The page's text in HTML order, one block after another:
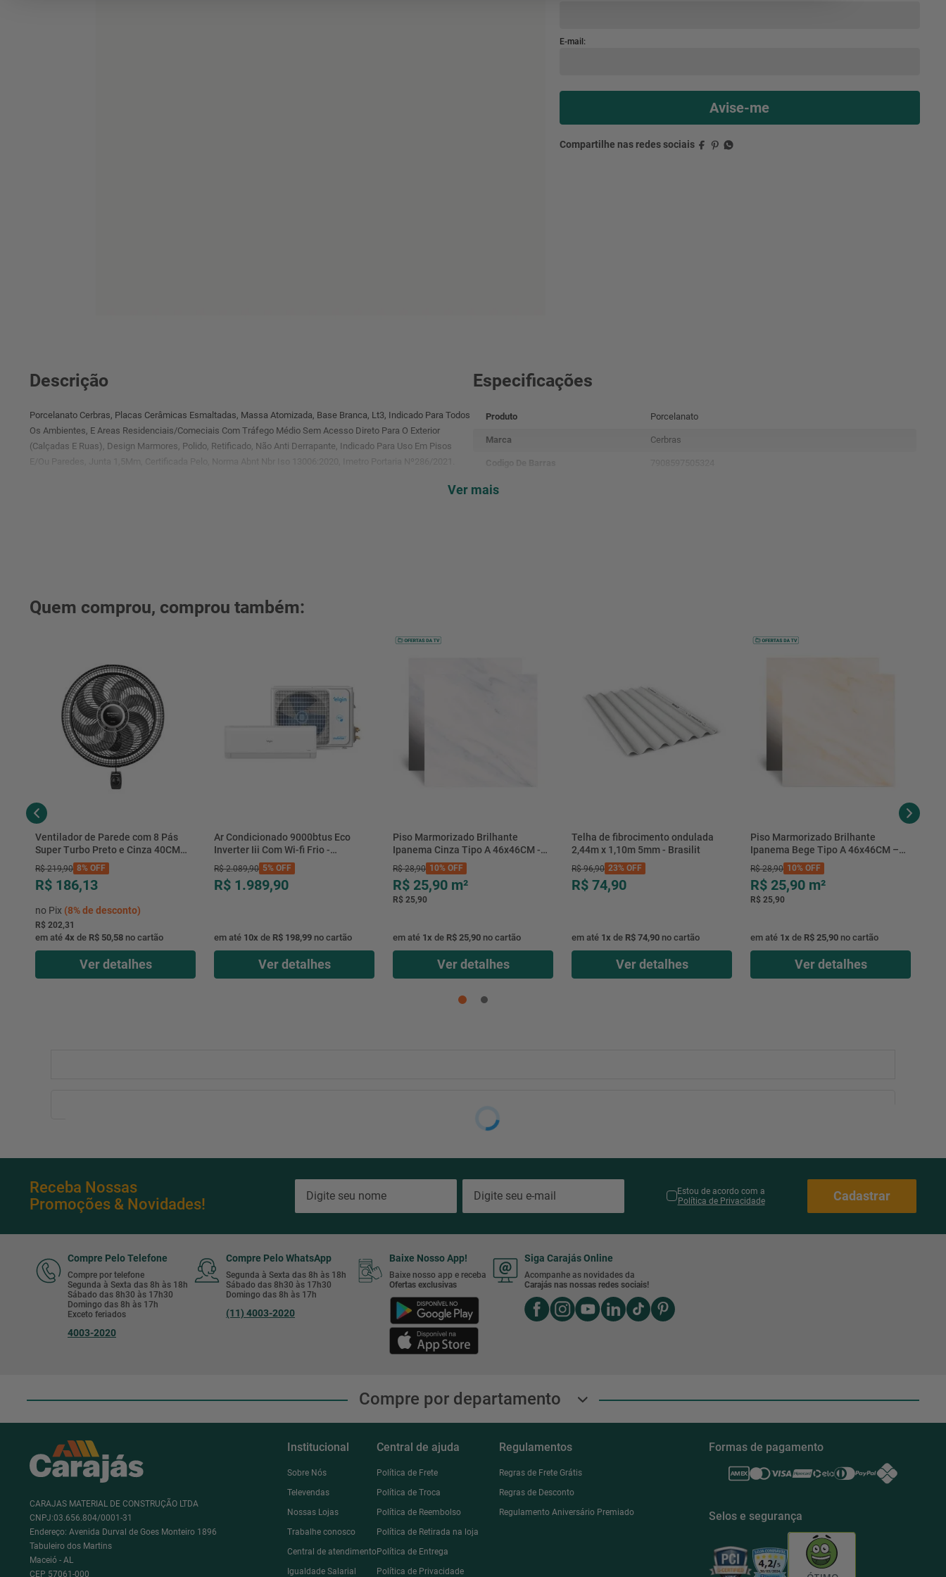
Descrição
Porcelanato Cerbras, Placas Cerâmicas Esmaltadas, Massa Atomizada, Base Branca, Lt3, Indicado Para Todos
Os Ambientes, E Areas Residenciais/Comeciais Com Tráfego Médio Sem Acesso Direto Para O Exterior
(Calçadas E Ruas), Design Marmores, Polido, Retificado, Não Anti Derrapante, Indicado Para Uso Em Pisos
E/Ou Paredes, Junta 1,5Mm, Certificada Pelo, Norma Abnt Nbr Iso 13006:2020, Imetro Portaria Nº286/2021.
Especificações
Produto Porcelanato
Marca Cerbras
M2 Por Caixa
Ver mais
Quem comprou, comprou também:
Ventilador de Parede com 8 Pás
Super Turbo Preto e Cinza 40CM
220V 140W - VTX-40P-8P - Mondial
R$ 219,90 8% OFF
R$ 186,13
no Pix (8%de desconto)
R$ 202,31
em até 4x de R$ 50,58 no cartão
Ver detalhes
Ar Condicionado 9000btus Eco
Inverter Iii Com Wi-fi Frio -
Hjfe09c2cg|hjfi09c2wg - Elgin
R$ 2.089,90 5% OFF
R$ 1.989,90
em até 10x de R$ 198,99 no cartão
Ver detalhes
Piso Marmorizado Brilhante
Ipanema Cinza Tipo A 46x46CM -
01.012771 - Cerbras
R$ 28,90 10% OFF
R$ 25,90 m²
R$ 25,90
em até 1x de R$ 25,90 no cartão
Ver detalhes
Telha de fibrocimento ondulada
2,44m x 1,10m 5mm - Brasilit
R$ 96,90 23% OFF
R$ 74,90
em até 1x de R$ 74,90 no cartão
Ver detalhes
Piso Marmorizado Brilhante
Ipanema Bege Tipo A 46x46CM –
01.012781 – Cerbras
R$ 28,90 10% OFF
R$ 25,90 m²
R$ 25,90
em até 1x de R$ 25,90 no cartão
Ver detalhes
Receba Nossas
Promoções & Novidades!
Estou de acordo com a
Política de Privacidade
Cadastrar
Compre Pelo Telefone
Compre por telefone
Segunda à Sexta das 8h às 18h
Sábado das 8h30 às 17h30
Domingo das 8h às 17h
Exceto feriados
4003-2020
Compre Pelo WhatsApp
Segunda à Sexta das 8h às 18h
Sábado das 8h30 às 17h30
Domingo das 8h às 17h
(11) 4003-2020
Baixe Nosso App!
Baixe nosso app e receba
Ofertas exclusivas
Siga Carajás Online
Acompanhe as novidades da
Carajás nas nossas redes sociais!
Compre por departamento
CARAJAS MATERIAL DE CONSTRUÇÃO LTDA
CNPJ:03.656.804/0001-31
Endereço: Avenida Durval de Goes Monteiro 1896
Tabuleiro dos Martins
Maceió - AL
CEP 57061-000
Institucional
Sobre Nós
Televendas
Nossas Lojas
Trabalhe conosco
Central de atendimento
Igualdade Salarial
Central de ajuda
Política de Frete
Política de Troca
Política de Reembolso
Política de Retirada na loja
Política de Entrega
Política de Privacidade
Regulamentos
Regras de Frete Grátis
Regras de Desconto
Regulamento Aniversário Premiado
Formas de pagamento
Selos e segurança
condicionado